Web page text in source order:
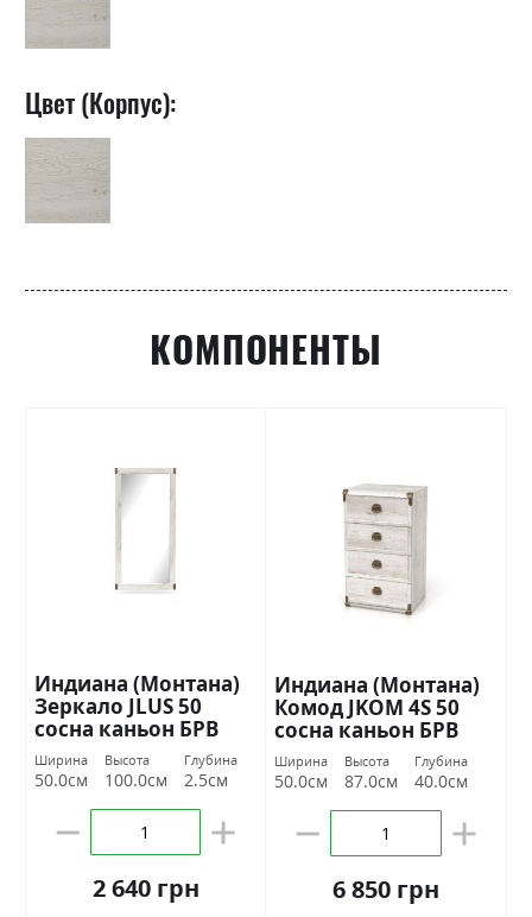
Цвет (Корпус):
КОМПОНЕНТЫ
Индиана (Монтана)
Зеркало JLUS 50
сосна каньон БРВ
Украина
Ширина
50.0см
Высота
100.0см
Глубина
2.5см
2 640 грн
Индиана (Монтана)
Комод JKOM 4S 50
сосна каньон БРВ
Украина
Ширина
50.0см
Высота
87.0см
Глубина
40.0см
6 850 грн